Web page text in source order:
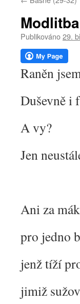
webu
Publikováno29.
Raněn
Duševně i
A vy?
Jen
Ani za
pro jedno
jenž tíží
jimiž